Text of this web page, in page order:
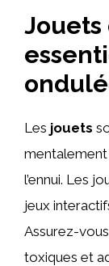
Jouets
Les jouets
l’ennui. Les
jeux
Assurez-
toxiques et